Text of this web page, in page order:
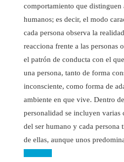
comportamiento que distinguen
humanos; es decir, el modo
cada persona observa la
reacciona frente a las personas
el patrón de conducta con el
una persona, tanto de forma
inconsciente, como forma de
ambiente en que vive. Dentro
personalidad se incluyen varias
del ser humano y cada persona
de ellas, aunque unos